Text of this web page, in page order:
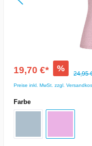
19,70 €* %
24,95
Preise inkl. MwSt. zzgl.
Farbe